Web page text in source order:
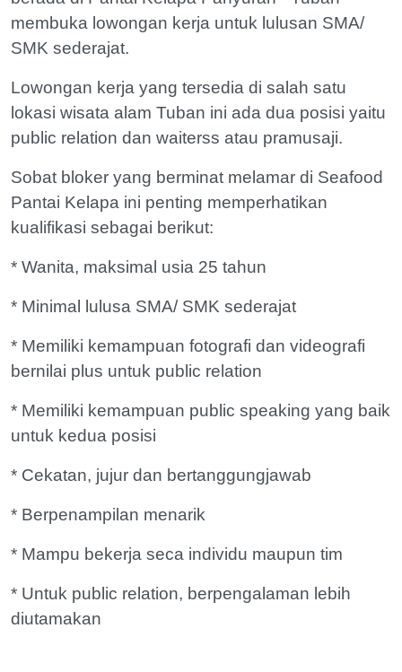
membuka lowongan kerja untuk lulusan SMA/
SMK sederajat.
Lowongan kerja yang tersedia di salah satu
lokasi wisata alam Tuban ini ada dua posisi yaitu
public relation dan waiterss atau pramusaji.
Sobat bloker yang berminat melamar di Seafood
Pantai Kelapa ini penting memperhatikan
kualifikasi sebagai berikut:
* Wanita, maksimal usia 25 tahun
* Minimal lulusa SMA/ SMK sederajat
* Memiliki kemampuan fotografi dan videografi
bernilai plus untuk public relation
* Memiliki kemampuan public speaking yang baik
untuk kedua posisi
* Cekatan, jujur dan bertanggungjawab
* Berpenampilan menarik
* Mampu bekerja seca individu maupun tim
* Untuk public relation, berpengalaman lebih
diutamakan